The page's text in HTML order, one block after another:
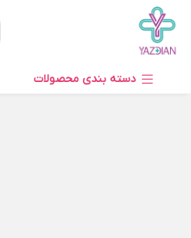
دسته بندی محصولات